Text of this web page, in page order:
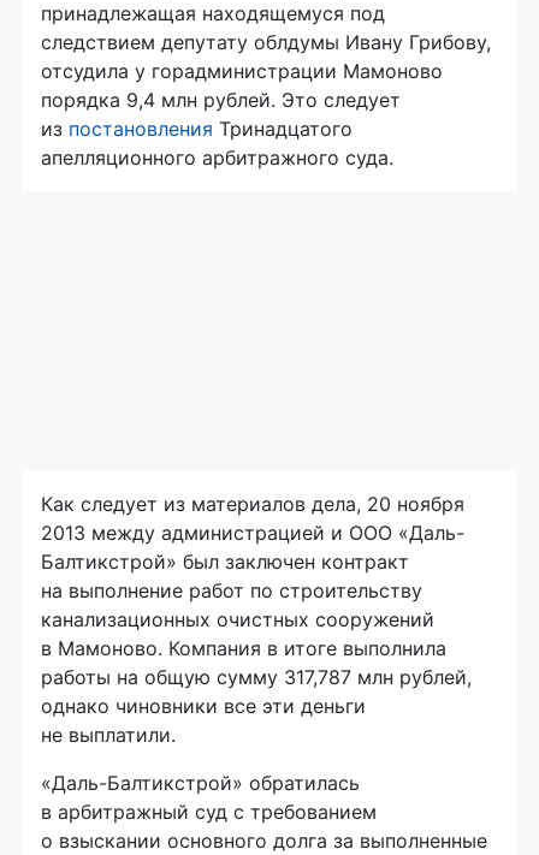
принадлежащая находящемуся под
следствием депутату облдумы Ивану Грибову,
отсудила у горадминистрации Мамоново
порядка 9,4 млн рублей. Это следует
из постановления Тринадцатого
апелляционного арбитражного суда.
Как следует из материалов дела, 20 ноября
2013 между администрацией и ООО «Даль-
Балтикстрой» был заключен контракт
на выполнение работ по строительству
канализационных очистных сооружений
в Мамоново. Компания в итоге выполнила
работы на общую сумму 317,787 млн рублей,
однако чиновники все эти деньги
не выплатили.
«Даль-Балтикстрой» обратилась
в арбитражный суд с требованием
о взыскании основного долга за выполненные